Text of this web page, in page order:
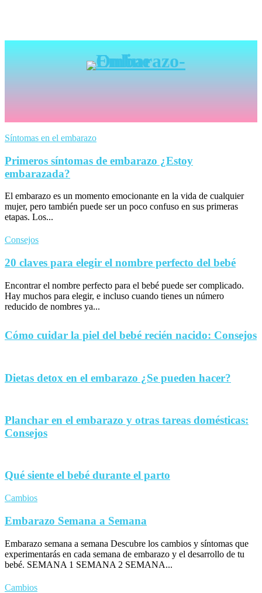
Síntomas en el embarazo
Primeros síntomas de embarazo ¿Estoy
embarazada?
El embarazo es un momento emocionante en la vida de cualquier
mujer, pero también puede ser un poco confuso en sus primeras
etapas. Los...
Consejos
20 claves para elegir el nombre perfecto del bebé
Encontrar el nombre perfecto para el bebé puede ser complicado.
Hay muchos para elegir, e incluso cuando tienes un número
reducido de nombres ya...
Cómo cuidar la piel del bebé recién nacido: Consejos
Dietas detox en el embarazo ¿Se pueden hacer?
Planchar en el embarazo y otras tareas domésticas:
Consejos
Qué siente el bebé durante el parto
Cambios
Embarazo Semana a Semana
Embarazo semana a semana Descubre los cambios y síntomas que
experimentarás en cada semana de embarazo y el desarrollo de tu
bebé. SEMANA 1 SEMANA 2 SEMANA...
Cambios